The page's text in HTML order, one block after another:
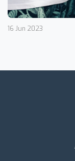
16 Jun 2023